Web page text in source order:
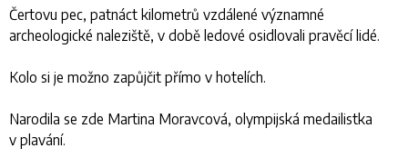
Čertovu pec, patnáct kilometrů vzdálené významné
archeologické naleziště, v době ledové osidlovali pravěcí lidé.
Kolo si je možno zapůjčit přímo v hotelích.
Narodila se zde Martina Moravcová, olympijská medailistka
v plavání.